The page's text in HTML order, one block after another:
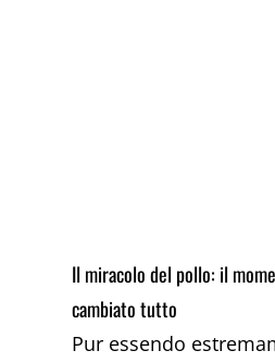
Il miracolo del pollo: il
cambiato tutto
Pur essendo